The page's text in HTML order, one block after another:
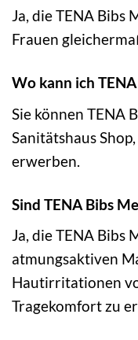
Ja, die TENA Bibs
Frauen
Wo kann ich
Sie können TENA
Sanitätshaus
erwerben.
Sind TENA Bibs
Ja, die TENA Bibs
atmungsaktiven
Hautirritationen
Tragekomfort zu